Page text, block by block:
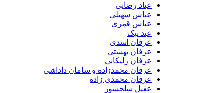
عباد رضایی
عباس سهیلی
عباس قمری
عبد نیک
عرفان اسدی
عرفان بهشتی
عرفان زلیکانی
عرفان محمدزاده و سامان داداشی
عرفان محمدی زاده
عقیل سلحشور